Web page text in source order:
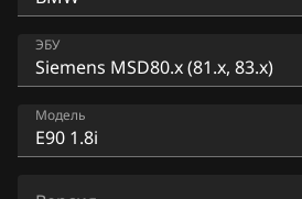
Acura
Alfa Romeo
ATLAS
ЭБУ
Bosch EDC16CP35
Bosch EDC17C41
Модель